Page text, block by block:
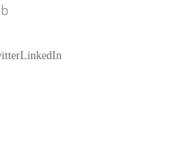
LinkedIn